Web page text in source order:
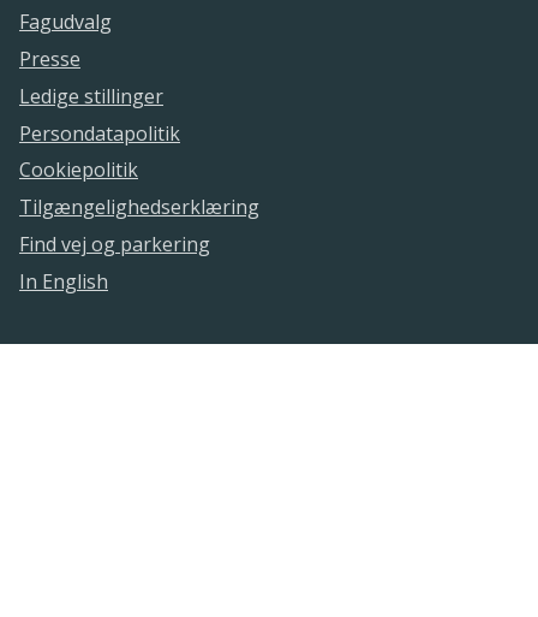
Fagudvalg
Presse
Ledige stillinger
Persondatapolitik
Cookiepolitik
Tilgængelighedserklæring
Find vej og parkering
In English